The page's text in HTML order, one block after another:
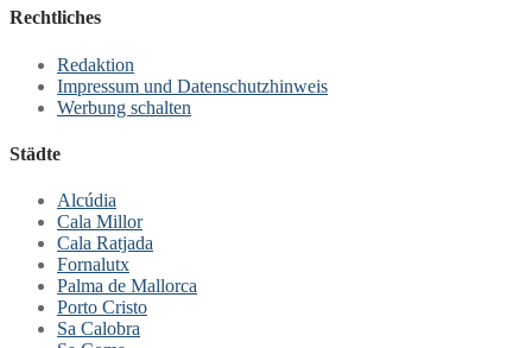
Rechtliches
Redaktion
Impressum und Datenschutzhinweis
Werbung schalten
Städte
Alcúdia
Cala Millor
Cala Ratjada
Fornalutx
Palma de Mallorca
Porto Cristo
Sa Calobra